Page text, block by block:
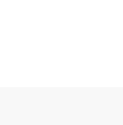
и самое главное – по-